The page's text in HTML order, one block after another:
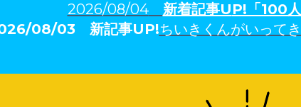
2026/08/04
新着記事UP!「100
08/03 新記事UP!ちいきくんがいって